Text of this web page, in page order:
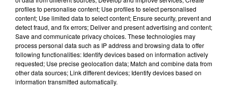
profiles to personalise content; Use profiles to select personalised
content; Use limited data to select content; Ensure security, prevent and
detect fraud, and fix errors; Deliver and present advertising and content;
Save and communicate privacy choices. These technologies may
process personal data such as IP address and browsing data to offer
following functionalities: Identify devices based on information actively
requested; Use precise geolocation data; Match and combine data from
other data sources; Link different devices; Identify devices based on
information transmitted automatically.